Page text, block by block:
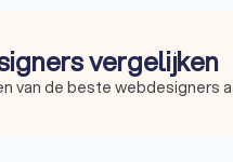
vergelijken
van de beste webdesigners